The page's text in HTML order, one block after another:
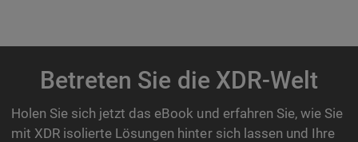
Betreten Sie die XDR-Welt
Holen Sie sich jetzt das eBook und erfahren Sie, wie Sie
mit XDR isolierte Lösungen hinter sich lassen und Ihre